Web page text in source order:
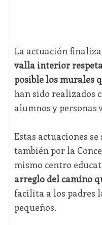
La actuación
valla interior
posible los murales
han sido realizados
alumnos y personas
Estas actuaciones
también por la
mismo centro
arreglo del camino
facilita a los padres
pequeños.